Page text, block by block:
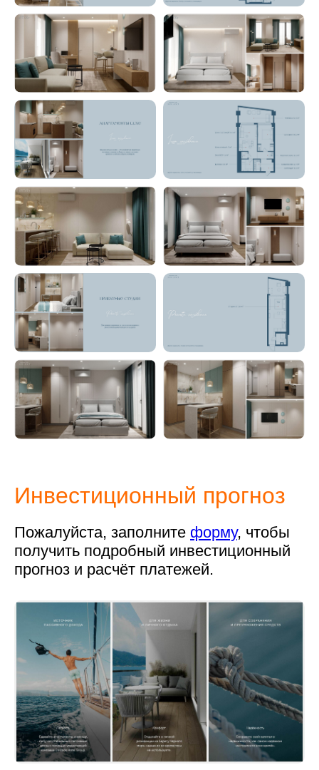
Инвестиционный прогноз
Пожалуйста, заполните форму, чтобы
получить подробный инвестиционный
прогноз и расчёт платежей.